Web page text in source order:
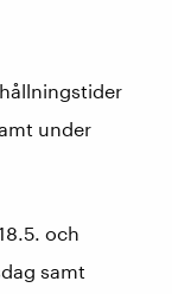
under
och
samt